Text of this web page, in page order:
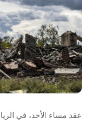
عقد مساء الأحد، في